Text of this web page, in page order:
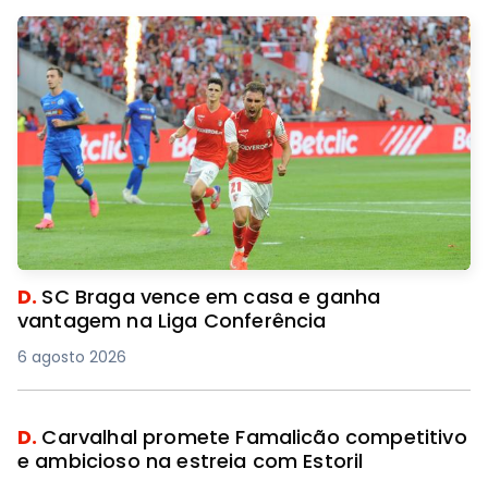
D. SC Braga vence em casa e ganha
vantagem na Liga Conferência
6 agosto 2026
D. Carvalhal promete Famalicão competitivo
e ambicioso na estreia com Estoril